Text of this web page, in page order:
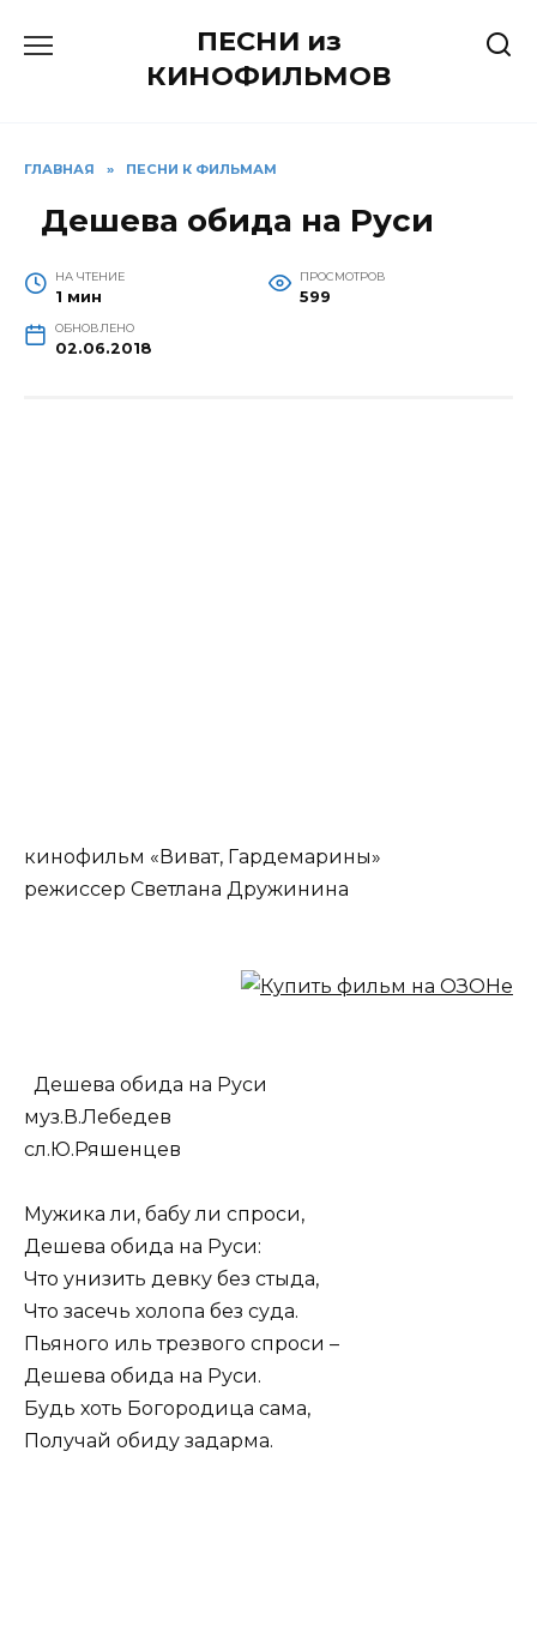
ПЕСНИ из
КИНОФИЛЬМОВ
ГЛАВНАЯ » ПЕСНИ К ФИЛЬМАМ
Дешева обида на Руси
НА ЧТЕНИЕ
1 мин
ПРОСМОТРОВ
599
ОБНОВЛЕНО
02.06.2018
кинофильм «Виват, Гардемарины»
режиссер Светлана Дружинина
Дешева обида на Руси
муз.В.Лебедев
сл.Ю.Ряшенцев
Мужика ли, бабу ли спроси,
Дешева обида на Руси:
Что унизить девку без стыда,
Что засечь холопа без суда.
Пьяного иль трезвого спроси –
Дешева обида на Руси.
Будь хоть Богородица сама,
Получай обиду задарма.